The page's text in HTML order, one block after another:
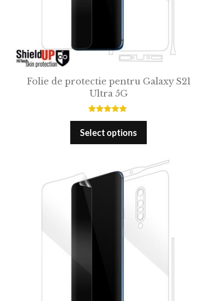
Folie de protectie pentru Galaxy S21
Ultra 5G
5.00
Select options